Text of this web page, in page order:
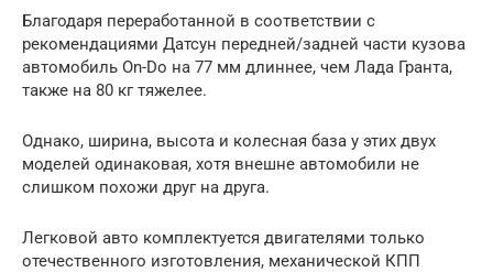
Благодаря переработанной в соответствии с
рекомендациями Датсун передней/задней части кузова
автомобиль On-Do на 77 мм длиннее, чем Лада Гранта,
также на 80 кг тяжелее.
Однако, ширина, высота и колесная база у этих двух
моделей одинаковая, хотя внешне автомобили не
слишком похожи друг на друга.
Легковой авто комплектуется двигателями только
отечественного изготовления, механической КПП